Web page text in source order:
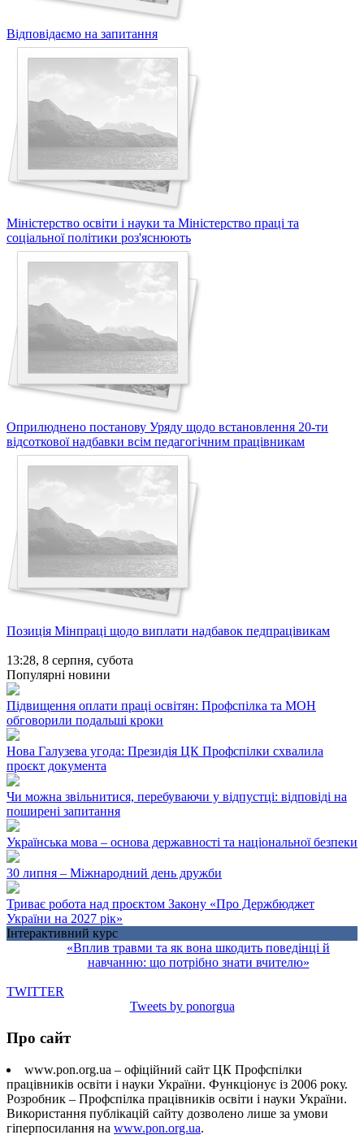
Відповідаємо на запитання
Міністерство освіти і науки та Міністерство праці та
соціальної політики роз'яснюють
Оприлюднено постанову Уряду щодо встановлення 20-ти
відсоткової надбавки всім педагогічним працівникам
Позиція Мінпраці щодо виплати надбавок педпрацівикам
13:28, 8 серпня, субота
Популярні новини
Підвищення оплати праці освітян: Профспілка та МОН
обговорили подальші кроки
Нова Галузева угода: Президія ЦК Профспілки схвалила
проєкт документа
Чи можна звільнитися, перебуваючи у відпустці: відповіді на
поширені запитання
Українська мова – основа державності та національної безпеки
30 липня – Міжнародний день дружби
Триває робота над проєктом Закону «Про Держбюджет
України на 2027 рік»
Інтерактивний курс
«Вплив травми та як вона шкодить поведінці й
навчанню: що потрібно знати вчителю»
TWITTER
Tweets by ponorgua
Про сайт
www.pon.org.ua – офіційний сайт ЦК Профспілки
працівників освіти і науки України. Функціонує із 2006 року.
Розробник – Профспілка працівників освіти і науки України.
Використання публікацій сайту дозволено лише за умови
гіперпосилання на www.pon.org.ua.